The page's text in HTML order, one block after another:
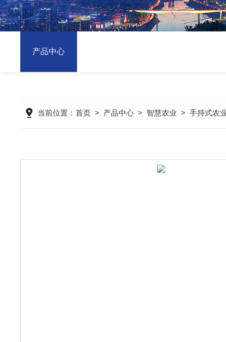
产品中心
当前位置：首页 > 产品中心 > 智慧农业 >手持式农